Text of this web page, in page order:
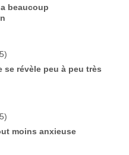
beaucoup
se révèle peu à peu très
moins anxieuse